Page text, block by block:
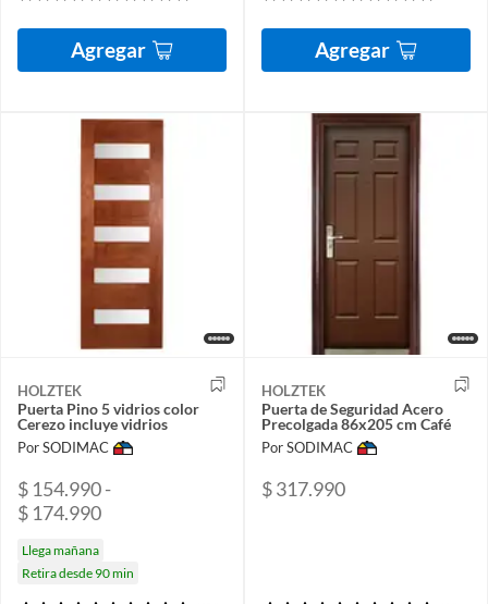
Agregar Agregar
HOLZTEK
Puerta Pino 5 vidrios color
Cerezo incluye vidrios
Por SODIMAC
$ 154.990 -
$ 174.990
Llega mañana
Retira desde 90 min
HOLZTEK
Puerta de Seguridad Acero
Precolgada 86x205 cm Café
Por SODIMAC
$ 317.990